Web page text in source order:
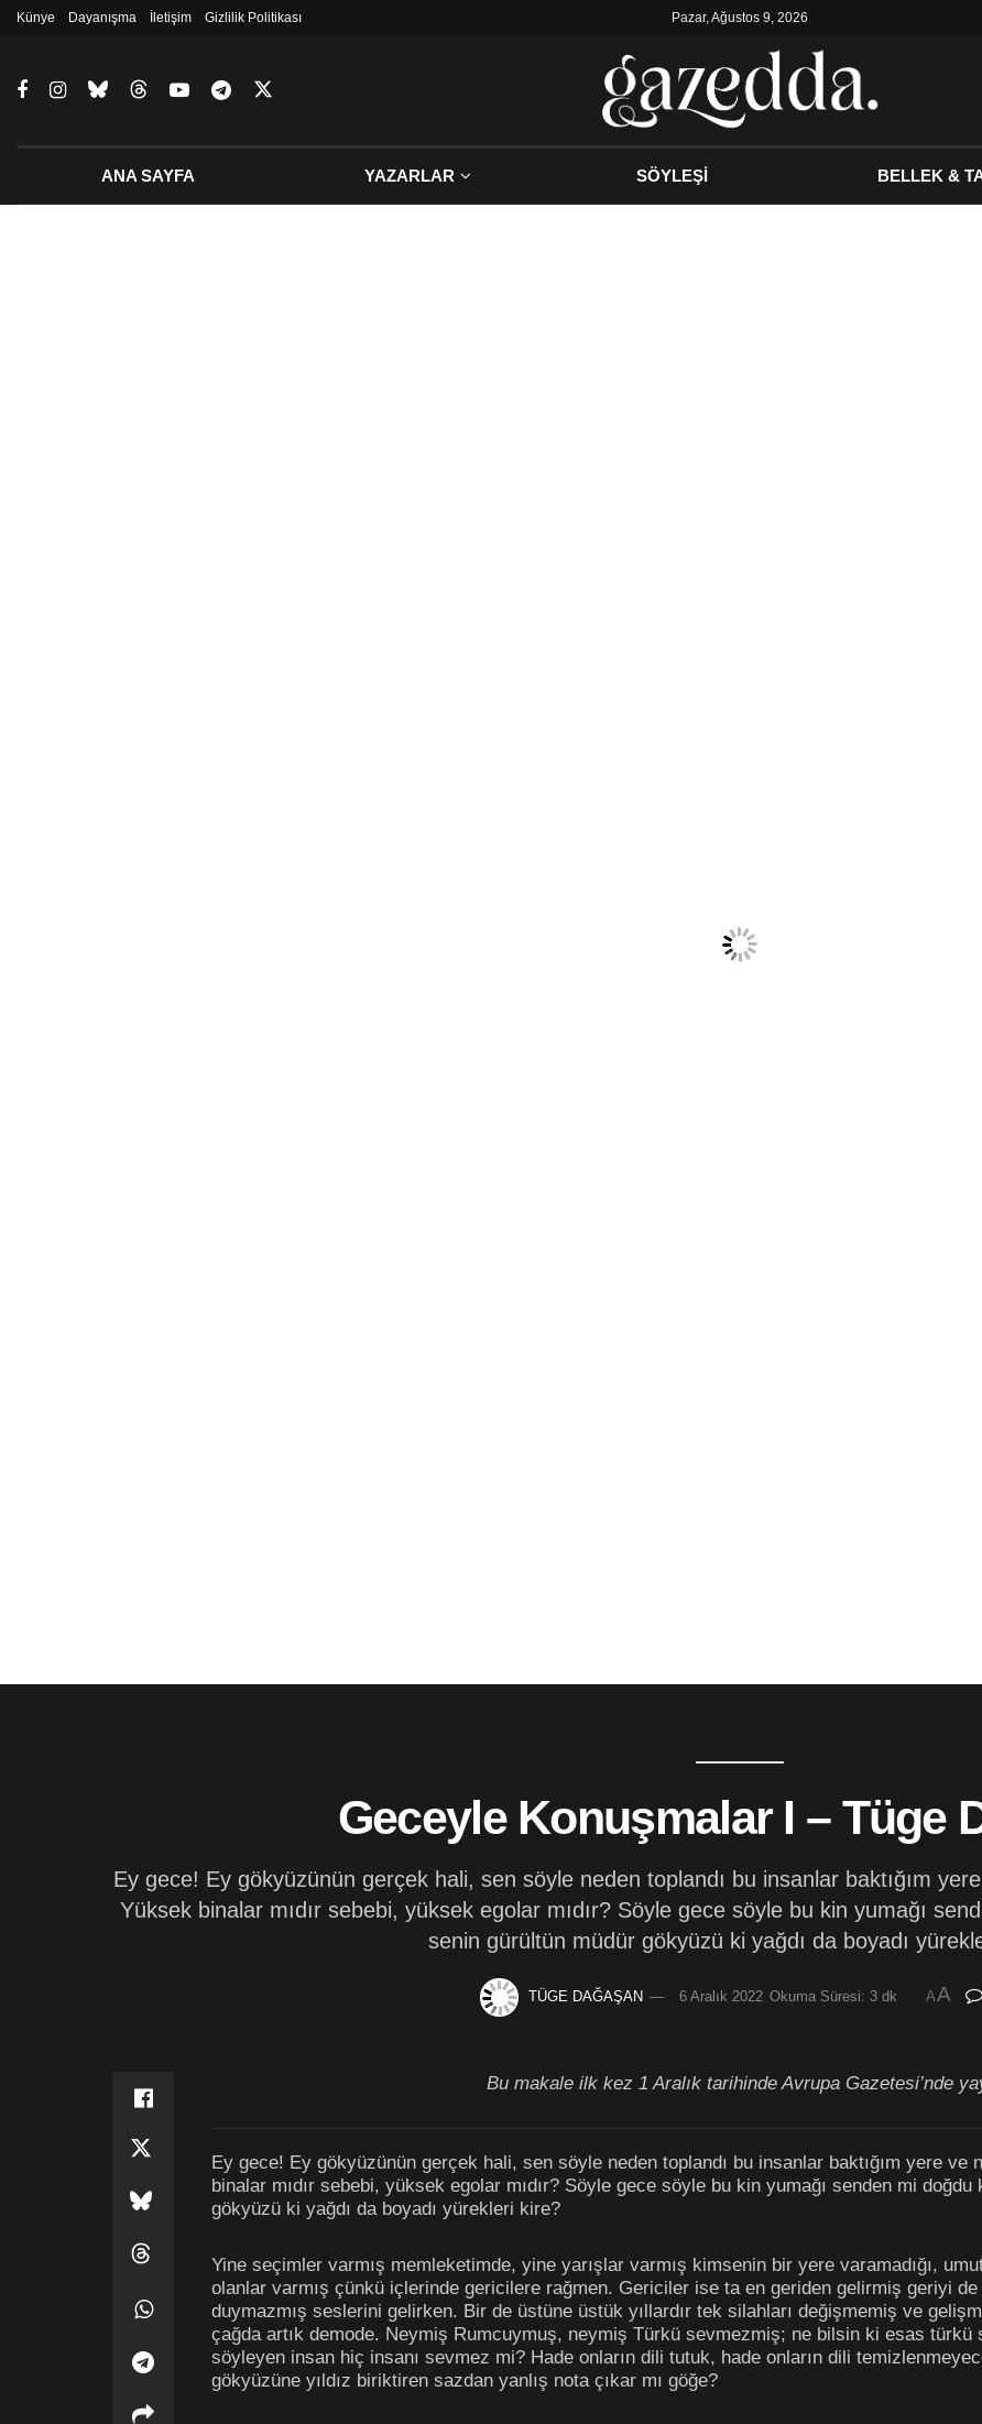
Künye Dayanışma İletişim Gizlilik Politikası Pazar, Ağustos 9, 2026
ANA SAYFA YAZARLAR SÖYLEŞİ BELLEK &
Geceyle Konuşmalar I – Tüge
Ey gece! Ey gökyüzünün gerçek hali, sen söyle neden toplandı bu insanlar baktığım
Yüksek binalar mıdır sebebi, yüksek egolar mıdır? Söyle gece söyle bu kin yumağı
senin gürültün müdür gökyüzü ki yağdı da boyadı
TÜGE DAĞAŞAN 6 Aralık 2022 Okuma Süresi: 3 dk AA
Bu makale ilk kez 1 Aralık tarihinde Avrupa Gazetesi’nde
Ey gece! Ey gökyüzünün gerçek hali, sen söyle neden toplandı bu insanlar baktığım yere
binalar mıdır sebebi, yüksek egolar mıdır? Söyle gece söyle bu kin yumağı senden mi
gökyüzü ki yağdı da boyadı yürekleri kire?
Yine seçimler varmış memleketimde, yine yarışlar varmış kimsenin bir yere varamadığı,
olanlar varmış çünkü içlerinde gericilere rağmen. Gericiler ise ta en geriden gelirmiş geriyi
duymazmış seslerini gelirken. Bir de üstüne üstük yıllardır tek silahları değişmemiş ve
çağda artık demode. Neymiş Rumcuymuş, neymiş Türkü sevmezmiş; ne bilsin ki esas türkü
söyleyen insan hiç insanı sevmez mi? Hade onların dili tutuk, hade onların dili
gökyüzüne yıldız biriktiren sazdan yanlış nota çıkar mı göğe?